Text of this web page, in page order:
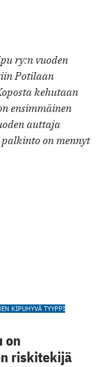
ry:n vuoden
Potilaan
kehutaan
ensimmäinen
auttaja
on mennyt
KIPUHYVÄ TYYPPI
on
riskitekijä